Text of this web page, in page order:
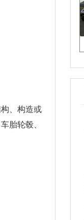
、构造或
胎轮毂、